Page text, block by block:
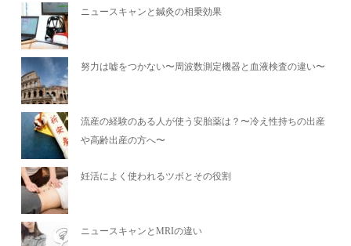
ニュースキャンと鍼灸の相乗効果
努力は嘘をつかない〜周波数測定機器と血液検査の違い〜
流産の経験のある人が使う安胎薬は？〜冷え性持ちの出産
や高齢出産の方へ〜
妊活によく使われるツボとその役割
ニュースキャンとMRIの違い